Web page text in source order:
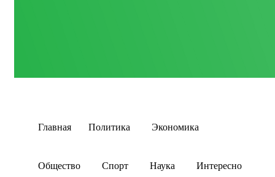
Главная Политика Экономика
Общество Спорт Наука Интересно